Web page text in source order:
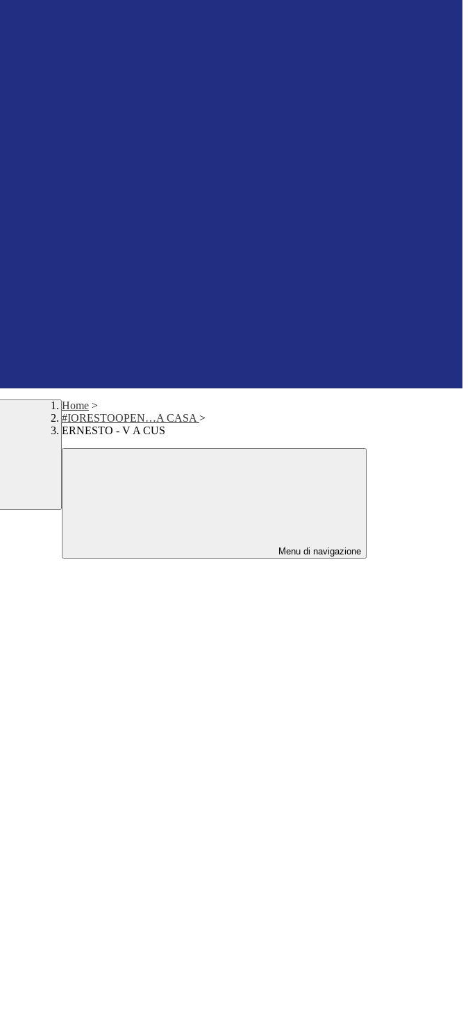
Home >
#IORESTOOPEN…A CASA >
ERNESTO - V A CUS
Menu di navigazione